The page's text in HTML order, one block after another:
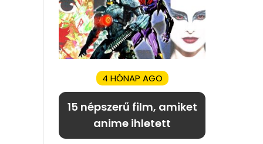
4 HÓNAP AGO
15 népszerű film, amiket
anime ihletett